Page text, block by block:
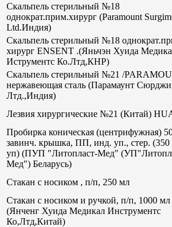
Скальпель стерильный №18
однократ.прим.хирург (Paramount
Ltd.Индия)
Скальпель стерильный №18
хирург ENSENT .(Яньчэн Хуида
Иструментс Ко.Лтд,КНР)
Скальпель стерильный №21 /
нержавеющая сталь (Парамаунт
Лтд.,Индия)
Лезвия хирургические №21 (Китай)
Пробирка коническая (центрифужная)
завинч. крышка, ПП, инд. уп., стер.
уп) (ПУП "Литопласт-Мед"
Мед") Беларусь)
Стакан с носиком , п/п, 250 мл
Стакан с носиком и ручкой, п/п, 1000 мл
(Янченг Хуида Медикал Инструментс
Ко,Лтд,Китай)